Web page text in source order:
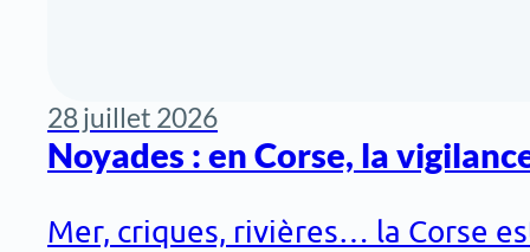
28 juillet 2026
Noyades : en Corse, la
Mer, criques, rivières… la Corse